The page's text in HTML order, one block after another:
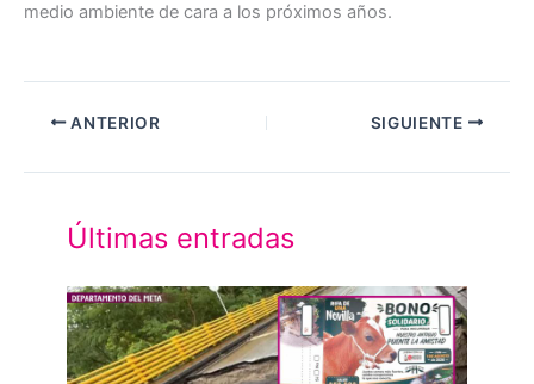
medio ambiente de cara a los próximos años.
ANTERIOR SIGUIENTE
Últimas entradas